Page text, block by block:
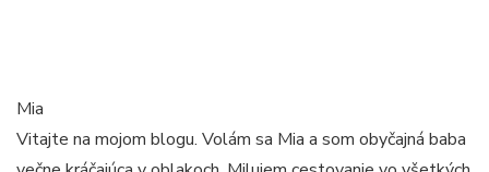
Mia
Vitajte na mojom blogu. Volám sa Mia a som obyčajná baba